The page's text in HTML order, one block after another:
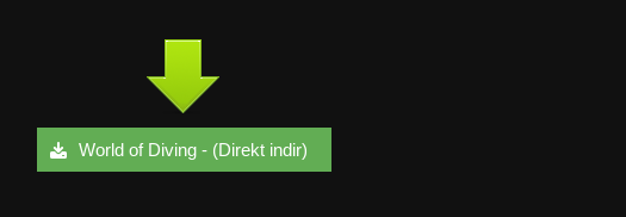
World of Diving - (Direkt indir)